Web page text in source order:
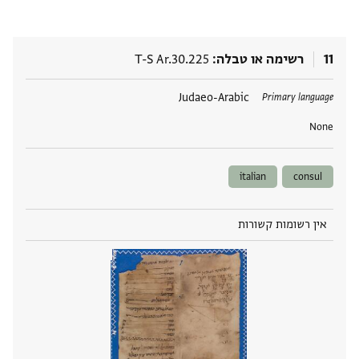
11 רשימה או טבלה T-S Ar.30.225
Primary language
Judaeo-Arabic
None
תגים
consul
italian
אין רשומות קשורות